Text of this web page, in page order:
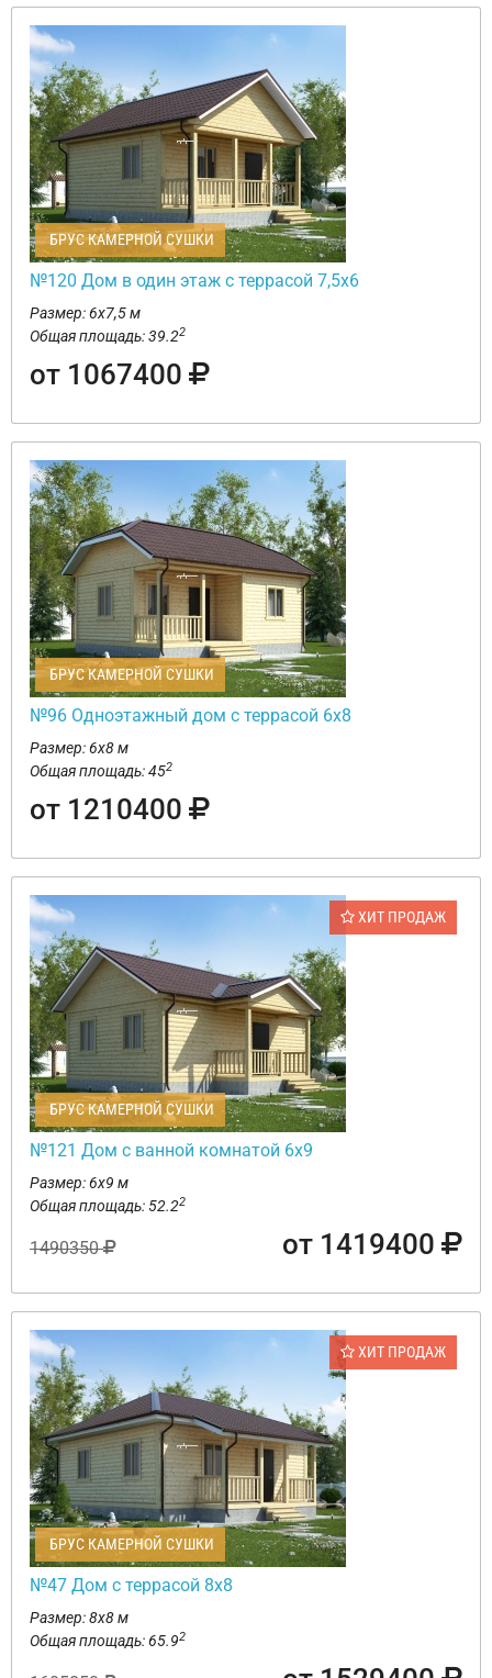
БРУС КАМЕРНОЙ СУШКИ
№120 Дом в один этаж с террасой 7,5х6
Размер: 6х7,5 м
Общая площадь: 39.22
от 1067400
БРУС КАМЕРНОЙ СУШКИ
№96 Одноэтажный дом с террасой 6х8
Размер: 6х8 м
Общая площадь: 452
от 1210400
ХИТ ПРОДАЖ
БРУС КАМЕРНОЙ СУШКИ
№121 Дом с ванной комнатой 6х9
Размер: 6х9 м
Общая площадь: 52.22
1490350 от 1419400
ХИТ ПРОДАЖ
БРУС КАМЕРНОЙ СУШКИ
№47 Дом с террасой 8х8
Размер: 8х8 м
Общая площадь: 65.92